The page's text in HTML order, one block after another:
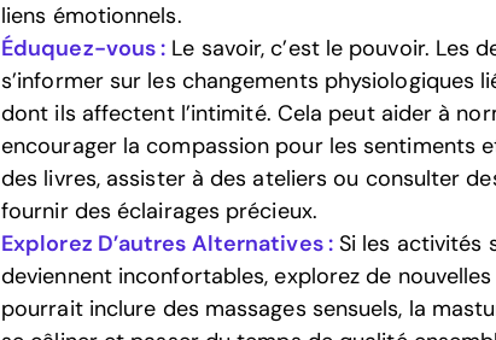
liens émotionnels.
Éduquez-vous : Le savoir, c’est le pouvoir. Les
s’informer sur les changements physiologiques
dont ils affectent l’intimité. Cela peut aider à
encourager la compassion pour les sentiments
des livres, assister à des ateliers ou consulter
fournir des éclairages précieux.
Explorez D’autres Alternatives :Si les activités
deviennent inconfortables, explorez de
pourrait inclure des massages sensuels, la